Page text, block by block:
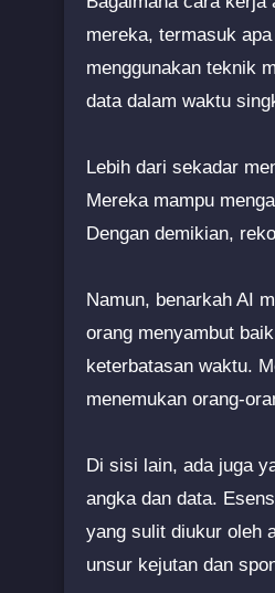
mereka, termasuk
menggunakan teknik
data dalam waktu
Lebih dari sekadar
Mereka mampu
Dengan demikian,
Namun, benarkah AI
orang menyambut
keterbatasan waktu.
menemukan orang-
Di sisi lain, ada juga
angka dan data.
yang sulit diukur oleh
unsur kejutan dan